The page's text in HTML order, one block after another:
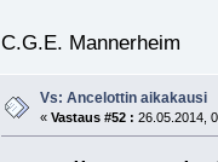
C.G.E. Mannerheim
Vs: Ancelottin aikakausi
« Vastaus #52 : 26.05.2014,